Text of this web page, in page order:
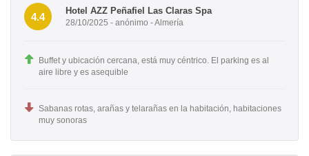
4.4
Hotel AZZ Peñafiel Las Claras Spa
28/10/2025 - anónimo - Almería
Buffet y ubicación cercana, está muy céntrico. El parking es al
aire libre y es asequible
Sabanas rotas, arañas y telarañas en la habitación, habitaciones
muy sonoras